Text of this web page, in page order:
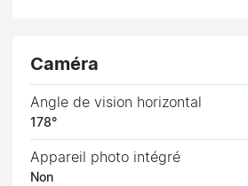
Caméra
Angle de vision horizontal
178°
Appareil photo intégré
Non